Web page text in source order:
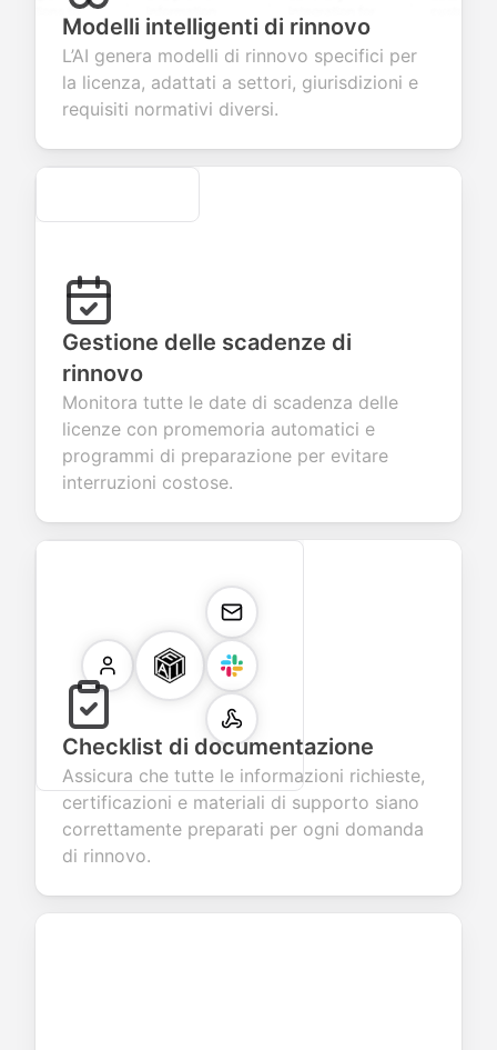
valuable
about
products or
fields for
account
creation.
smooth e-
transactions.
efficient
candidate
Modelli intelligenti di rinnovo
L’AI genera modelli di rinnovo specifici per
la licenza, adattati a settori, giurisdizioni e
requisiti normativi diversi.
Secure
Gestione delle scadenze di
rinnovo
Monitora tutte le date di scadenza delle
licenze con promemoria automatici e
programmi di preparazione per evitare
interruzioni costose.
Checklist di documentazione
Assicura che tutte le informazioni richieste,
certificazioni e materiali di supporto siano
correttamente preparati per ogni domanda
di rinnovo.